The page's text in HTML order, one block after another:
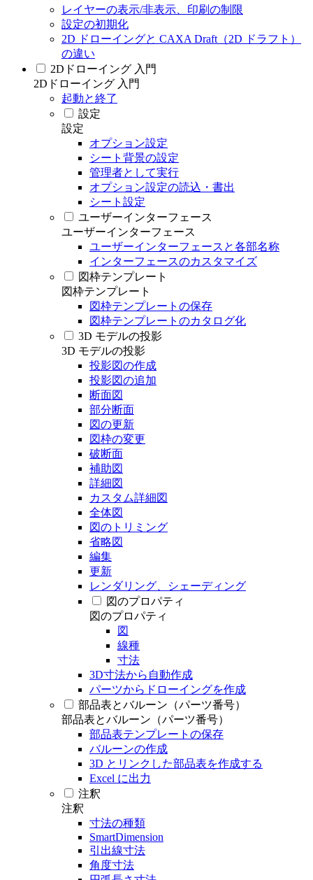
レイヤーの表示/非表示、印刷の制限
設定の初期化
2D ドローイングと CAXA Draft（2D ドラフト）
の違い
2Dドローイング 入門
2Dドローイング 入門
起動と終了
設定
設定
オプション設定
シート背景の設定
管理者として実行
オプション設定の読込・書出
シート設定
ユーザーインターフェース
ユーザーインターフェース
ユーザーインターフェースと各部名称
インターフェースのカスタマイズ
図枠テンプレート
図枠テンプレート
図枠テンプレートの保存
図枠テンプレートのカタログ化
3D モデルの投影
3D モデルの投影
投影図の作成
投影図の追加
断面図
部分断面
図の更新
図枠の変更
破断面
補助図
詳細図
カスタム詳細図
全体図
図のトリミング
省略図
編集
更新
レンダリング、シェーディング
図のプロパティ
図のプロパティ
図
線種
寸法
3D寸法から自動作成
パーツからドローイングを作成
部品表とバルーン（パーツ番号）
部品表とバルーン（パーツ番号）
部品表テンプレートの保存
バルーンの作成
3D とリンクした部品表を作成する
Excel に出力
注釈
注釈
寸法の種類
SmartDimension
引出線寸法
角度寸法